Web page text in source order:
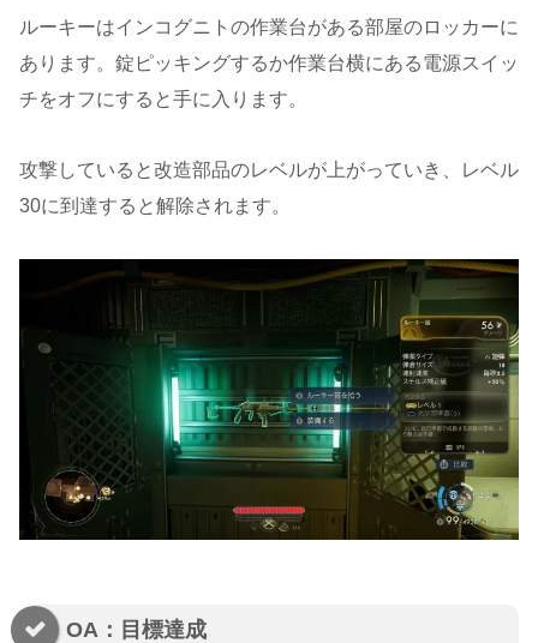
ルーキーはインコグニトの作業台がある部屋のロッカーに
あります。錠ピッキングするか作業台横にある電源スイッ
チをオフにすると手に入ります。
攻撃していると改造部品のレベルが上がっていき、レベル
30に到達すると解除されます。
OA：目標達成